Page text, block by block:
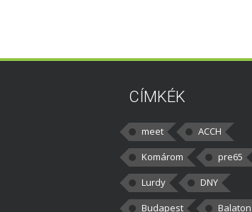
CÍMKÉK
meet
ACCH
Komárom
pre65
Lurdy
DNY
Budapest
Balaton